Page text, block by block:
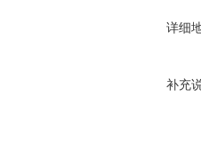
详细
补充